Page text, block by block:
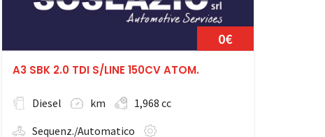
0€
A3 SBK 2.0 TDI S/LINE 150CV ATOM.
Diesel km
1,968 cc
Sequenz./Automatico